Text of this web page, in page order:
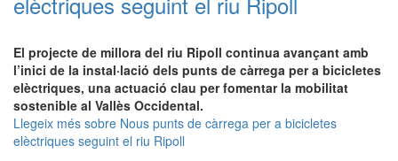
El projecte de millora del riu Ripoll continua avançant amb
l’inici de la instal·lació dels punts de càrrega per a bicicletes
elèctriques, una actuació clau per fomentar la mobilitat
sostenible al Vallès Occidental.
Llegeix més sobre Nous punts de càrrega per a bicicletes
elèctriques seguint el riu Ripoll